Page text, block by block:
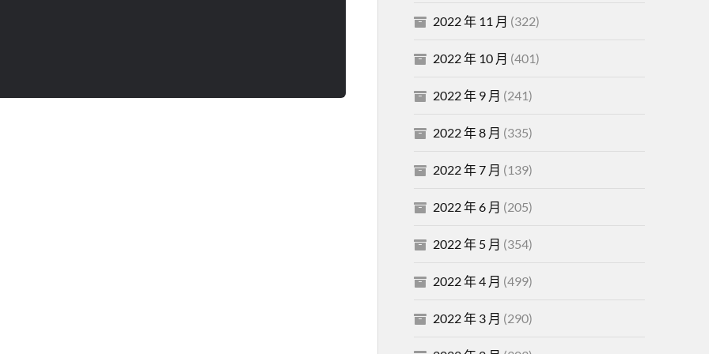
2022 年 11 月 (322)
2022 年 10 月 (401)
2022 年 9 月 (241)
2022 年 8 月 (335)
2022 年 7 月 (139)
2022 年 6 月 (205)
2022 年 5 月 (354)
2022 年 4 月 (499)
2022 年 3 月 (290)